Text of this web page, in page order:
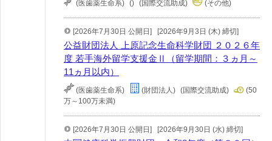
(医歯薬生命系) () (国際交流助成) (その他)
[2026年7月30日 公開日] [2026年9月3日 (木) 締切]
公益財団法人 上原記念生命科学財団 ２０２６年
度 若手海外留学支援金Ⅱ（留学期間：３ヵ月～
11ヵ月以内）
(医歯薬生命系) (財団法人) (国際交流助成)
(50
万～100万未満)
[2026年7月30日 公開日] [2026年9月30日 (水) 締切]